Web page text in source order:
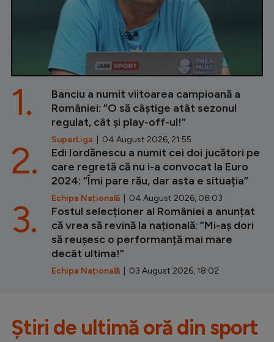
Banciu a numit viitoarea campioană a
României: ”O să câștige atât sezonul
regulat, cât și play-off-ul!”
SuperLiga | 04 August 2026, 21:55
1.
Edi Iordănescu a numit cei doi jucători pe
care regretă că nu i-a convocat la Euro
2024: ”Îmi pare rău, dar asta e situația”
Echipa Națională | 04 August 2026, 08:03
2.
Fostul selecționer al României a anunțat
că vrea să revină la națională: ”Mi-aș dori
să reușesc o performanță mai mare
decât ultima!”
Echipa Națională | 03 August 2026, 18:02
3.
Știri de ultimă oră din sport